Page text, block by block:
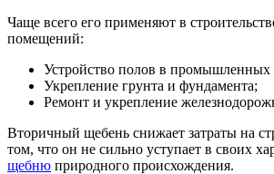
Чаще всего его применяют в
помещений:
Устройство полов в промышленных
Укрепление грунта и фундамента;
Ремонт и укрепление
Вторичный щебень снижает затраты на
том, что он не сильно уступает в своих
щебню природного происхождения.